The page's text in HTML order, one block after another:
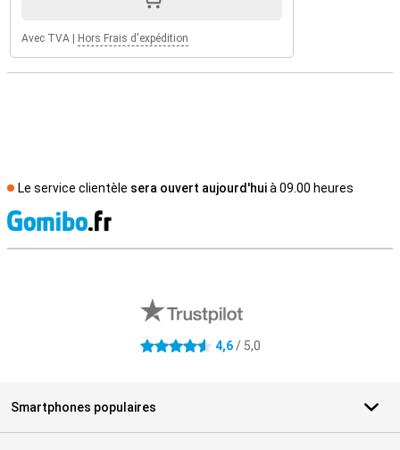
Avec TVA Hors Frais d'expédition
Le service clientèle sera ouvert aujourd'huià 09.00 heures
4.6 étoiles 4,6/ 5,0
Smartphones populaires